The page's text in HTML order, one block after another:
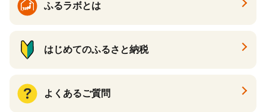
ふるラボとは
はじめてのふるさと納税
よくあるご質問